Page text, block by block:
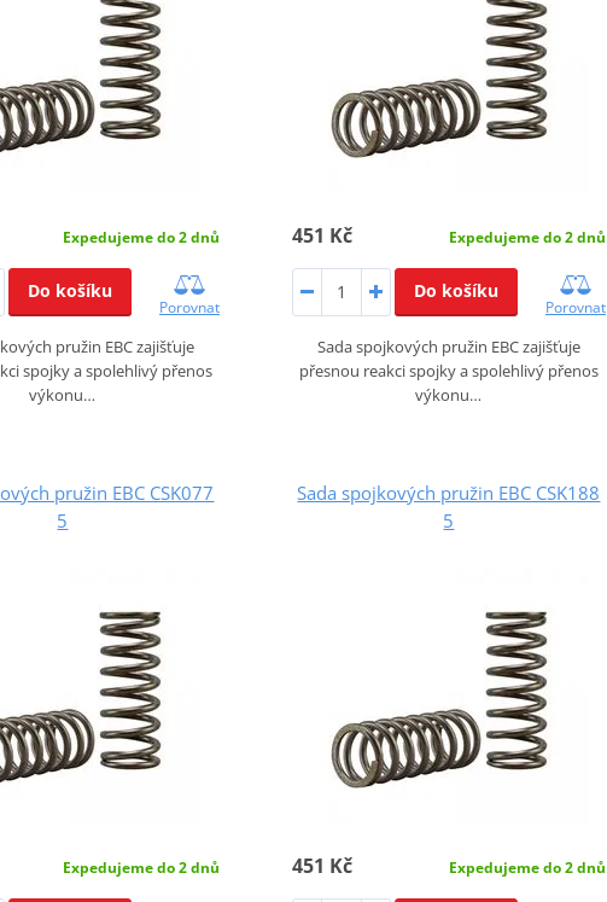
Expedujeme do 2 dnů
Do košíku
Porovnat
pružin EBC zajišťuje
spojky a spolehlivý přenos
výkonu…
451 Kč Expedujeme do 2 dnů
Do košíku
Porovnat
Sada spojkových pružin EBC zajišťuje
přesnou reakci spojky a spolehlivý přenos
výkonu…
pružin EBC CSK077
5
Expedujeme do 2 dnů
Sada spojkových pružin EBC CSK188
5
451 Kč Expedujeme do 2 dnů